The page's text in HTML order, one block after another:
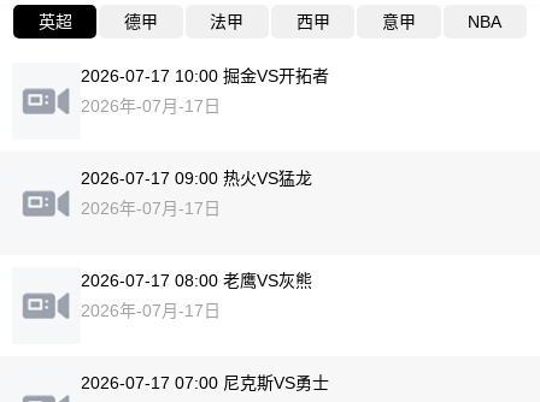
英超 德甲 法甲 西甲 意甲 NBA
2026-07-17 10:00 掘金VS开拓者
2026年-07月-17日
2026-07-17 09:00 热火VS猛龙
2026年-07月-17日
2026-07-17 08:00 老鹰VS灰熊
2026年-07月-17日
2026-07-17 07:00 尼克斯VS勇士